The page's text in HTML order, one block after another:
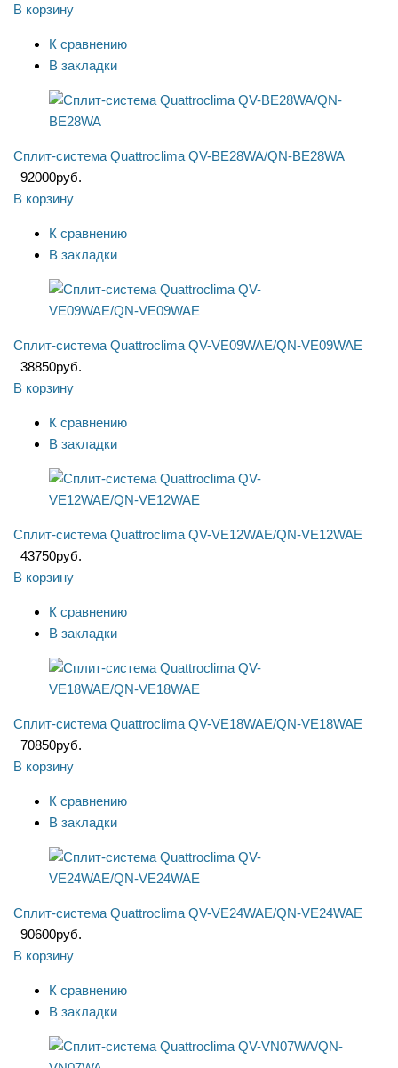
В корзину
К сравнению
В закладки
Сплит-система Quattroclima QV-BE28WA/QN-BE28WA
92000руб.
В корзину
К сравнению
В закладки
Сплит-система Quattroclima QV-VE09WAE/QN-VE09WAE
38850руб.
В корзину
К сравнению
В закладки
Сплит-система Quattroclima QV-VE12WAE/QN-VE12WAE
43750руб.
В корзину
К сравнению
В закладки
Сплит-система Quattroclima QV-VE18WAE/QN-VE18WAE
70850руб.
В корзину
К сравнению
В закладки
Сплит-система Quattroclima QV-VE24WAE/QN-VE24WAE
90600руб.
В корзину
К сравнению
В закладки